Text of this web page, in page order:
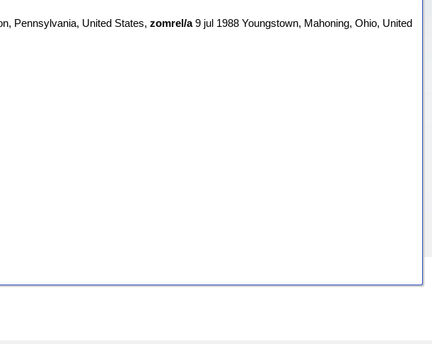
Pennsylvania, United States, zomrel/a‎9 jul 1988 Youngstown, Mahoning, Ohio, United